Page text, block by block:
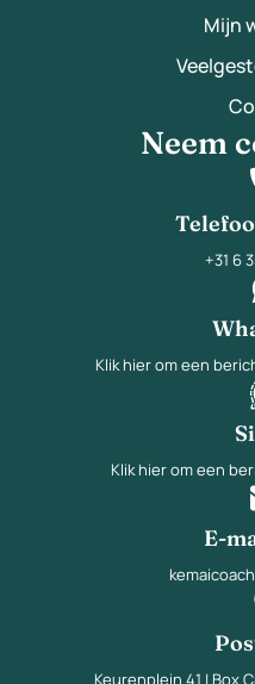
Mijn
Neem
+31 6
Klik hier om een
Klik hier om een
E-
Keurenplein 41 | Box